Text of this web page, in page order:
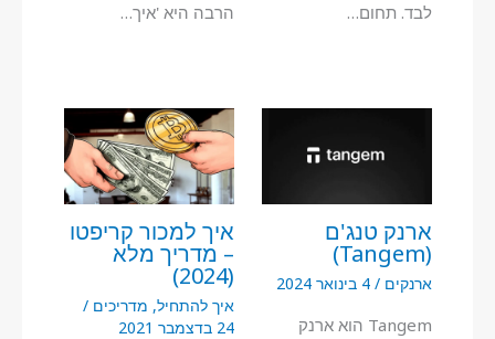
לבד. תחום…
הרבה היא 'איך…
ארנק טנג'ם
(Tangem)
ארנקים /4 בינואר 2024
Tangem הוא ארנק
איך למכור קריפטו
– מדריך מלא
(2024)
איך להתחיל, מדריכים /
24 בדצמבר 2021